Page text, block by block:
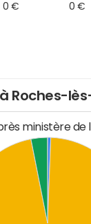
0 € 0 €
Roches-
ministère de